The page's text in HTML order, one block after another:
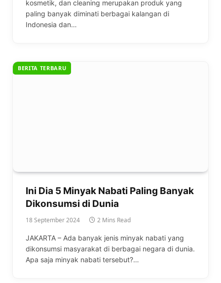
kosmetik, dan cleaning merupakan produk yang
paling banyak diminati berbagai kalangan di
Indonesia dan…
BERITA TERBARU
Ini Dia 5 Minyak Nabati Paling Banyak
Dikonsumsi di Dunia
18 September 2024 2 Mins Read
JAKARTA – Ada banyak jenis minyak nabati yang
dikonsumsi masyarakat di berbagai negara di dunia.
Apa saja minyak nabati tersebut?…